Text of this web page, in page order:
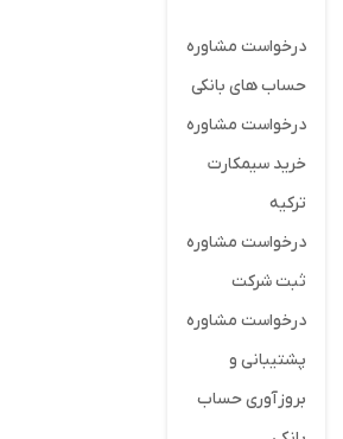
درخواست مشاوره
حساب های بانکی
درخواست مشاوره
خرید سیمکارت
ترکیه
درخواست مشاوره
ثبت شرکت
درخواست مشاوره
پشتیبانی و
بروزآوری حساب